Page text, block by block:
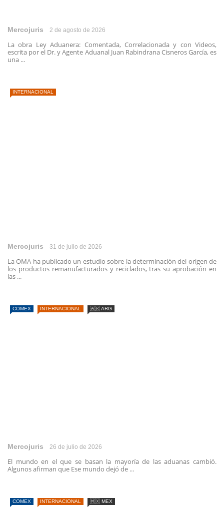
Mercojuris 2 de agosto de 2026
La obra Ley Aduanera: Comentada, Correlacionada y con Videos,
escrita por el Dr. y Agente Aduanal Juan Rabindrana Cisneros García, es
una ...
INTERNACIONAL
Mercojuris 31 de julio de 2026
La OMA ha publicado un estudio sobre la determinación del origen de
los productos remanufacturados y reciclados, tras su aprobación en
las ...
COMEX INTERNACIONAL 🇦🇷 ARG
Mercojuris 26 de julio de 2026
El mundo en el que se basan la mayoría de las aduanas cambió.
Algunos afirman que Ese mundo dejó de ...
COMEX INTERNACIONAL 🇲🇽 MEX